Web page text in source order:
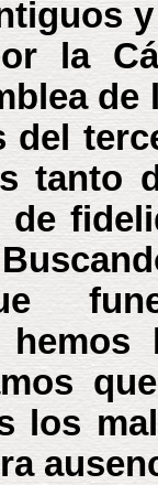
la
de
del
tanto
de
los